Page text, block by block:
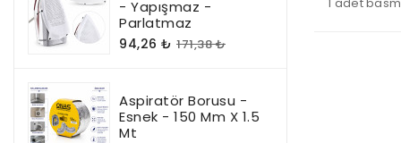
- Yapışmaz -
Parlatmaz
94,26 ₺ 171,38 ₺
Aspiratör Borusu -
Esnek - 150 Mm X 1.5
Mt